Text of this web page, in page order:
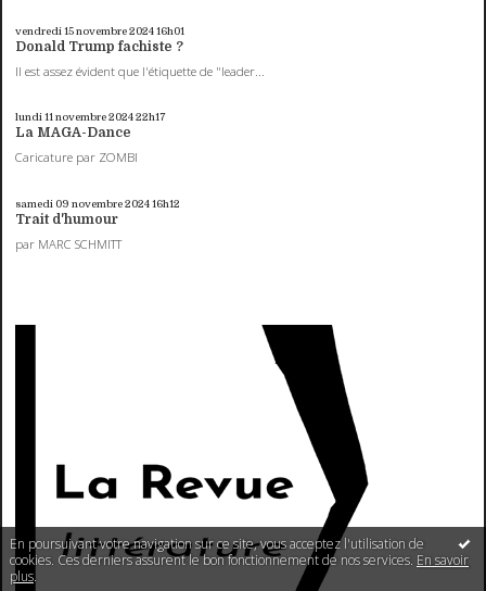
En poursuivant votre navigation sur ce site, vous acceptez l'utilisation de
cookies. Ces derniers assurent le bon fonctionnement de nos services. En savoir
plus.
vendredi 15novembre 202416h01
Donald Trump fachiste ?
Il est assez évident que l'étiquette de "leader...
lundi 11novembre 202422h17
La MAGA-Dance
Caricature par ZOMBI
samedi 09 novembre 202416h12
Trait d'humour
par MARC SCHMITT